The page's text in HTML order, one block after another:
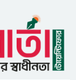
সাইফুল ইসলাম
পরীক্ষার্থীর
শাস্তির